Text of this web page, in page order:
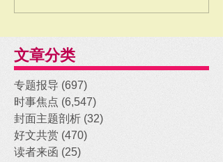
文章分类
专题报导 (697)
时事焦点 (6,547)
封面主题剖析 (32)
好文共赏 (470)
读者来函 (25)